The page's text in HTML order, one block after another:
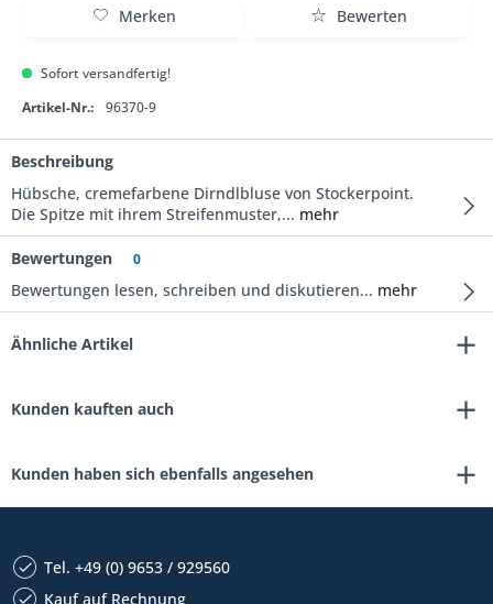
Merken Bewerten
Sofort versandfertig!
Artikel-Nr.:
96370-9
Beschreibung
Hübsche, cremefarbene Dirndlbluse von Stockerpoint.
Die Spitze mit ihrem Streifenmuster,... mehr
Bewertungen 0
Bewertungen lesen, schreiben und diskutieren... mehr
Ähnliche Artikel
Kunden kauften auch
Kunden haben sich ebenfalls angesehen
Tel. +49 (0) 9653 / 929560
Kauf auf Rechnung